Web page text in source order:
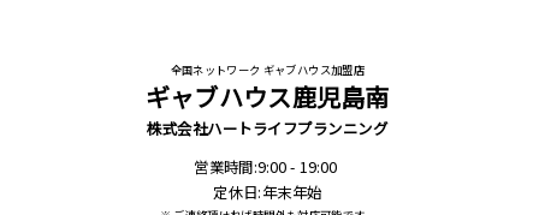
全国ネットワーク ギャブハウス加盟店
ギャブハウス鹿児島南
株式会社ハートライフプランニング
営業時間:9:00 - 19:00
定休日:年末年始